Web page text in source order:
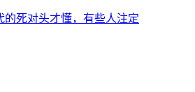
的死对头才懂，有些人注定